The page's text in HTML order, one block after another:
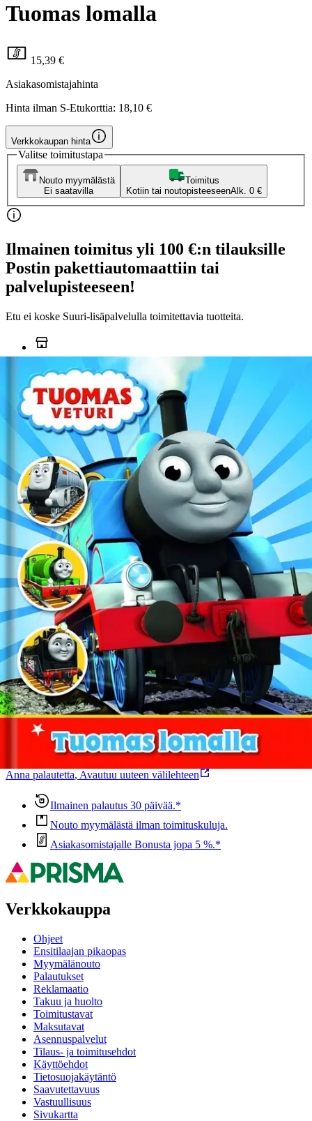
Tuomas lomalla
15,39 €
Asiakasomistajahinta
Hinta ilman S-Etukorttia: 18,10 €
Verkkokaupan hinta
Valitse toimitustapa
Nouto myymälästä
Ei saatavilla
Toimitus
Kotiin tai noutopisteeseenAlk. 0 €
Ilmainen toimitus yli 100 €:n tilauksille
Postin pakettiautomaattiin tai
palvelupisteeseen!
Etu ei koske Suuri‑lisäpalvelulla toimitettavia tuotteita.
Tarkista myymäläsaatavuus
Ei saatavilla
Tuotekuvaus
Tuomas lomalla kirjassa Tuomas ystävineen seikkailee Sodorin
saarella ja siellähän tapahtuu kaikenlaista hauskaa. Kirjan
loppuosassa on monenlaisia hauskoja hahmotustehtäviä, pelejä,
labyrintti ja piirrostehtäviä.
Ominaisuudet
Oletko tyytyväinen tuotetietoihin?
Ovatko tuotetiedot riittävät? Jos tuotetiedoissa on puutteita tai niitä
voisi muuten parantaa, anna palautetta.
Anna palautetta, Avautuu uuteen välilehteen
Ilmainen palautus 30 päivää.*
Nouto myymälästä ilman toimituskuluja.
Asiakasomistajalle Bonusta jopa 5 %.*
Verkkokauppa
Ohjeet
Ensitilaajan pikaopas
Myymälänouto
Palautukset
Reklamaatio
Takuu ja huolto
Toimitustavat
Maksutavat
Asennuspalvelut
Tilaus- ja toimitusehdot
Käyttöehdot
Tietosuojakäytäntö
Saavutettavuus
Vastuullisuus
Sivukartta